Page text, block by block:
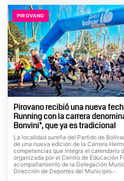
PIROVANO
Pirovano recibió una nueva
Running con la carrera
Bonvini", que ya es tradicional
La localidad sureña del Partido de
de una nueva edición de la Carrera
competencias que integra el calendario
organizada por el Centro de Educación
acompañamiento de la Delegación
Dirección de Deportes del Municipio.-